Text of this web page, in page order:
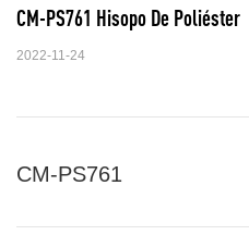
CM-PS761 Hisopo De Poliéster
2022-11-24
CM-PS761